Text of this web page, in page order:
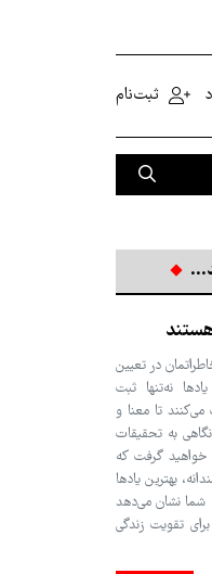
ثبت‌نام
در تعیین
نه‌تنها ثبت
تا معنا و
به تحقیقات
خواهید گرفت که
بهترین یادها
شما نشان می‌دهد
تقویت زندگی